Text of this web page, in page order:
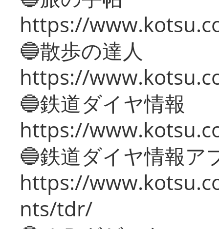
https://
🔵散歩の達人
https://
🔵鉄道ダイヤ情報
https://
🔵鉄道ダイヤ情報ア
https://
nts/tdr/